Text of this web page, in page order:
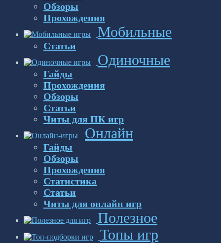
Обзоры
Прохождения
Мобильные
Статьи
Одиночные
Гайды
Прохождения
Обзоры
Статьи
Читы для ПК игр
Онлайн
Гайды
Обзоры
Прохождения
Статистика
Статьи
Читы для онлайн игр
Полезное
Топы игр